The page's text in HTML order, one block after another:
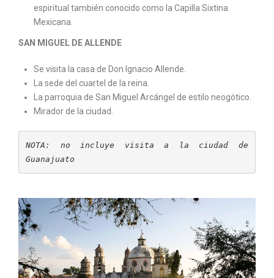
espiritual también conocido como la Capilla Sixtina
Mexicana.
SAN MIGUEL DE ALLENDE
Se visita la casa de Don Ignacio Allende.
La sede del cuartel de la reina.
La parroquia de San Miguel Arcángel de estilo neogótico.
Mirador de la ciudad.
NOTA: no incluye visita a la ciudad de
Guanajuato